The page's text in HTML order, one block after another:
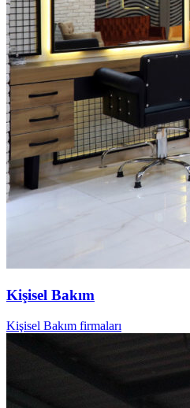
Kişisel Bakım
Kişisel Bakım firmaları